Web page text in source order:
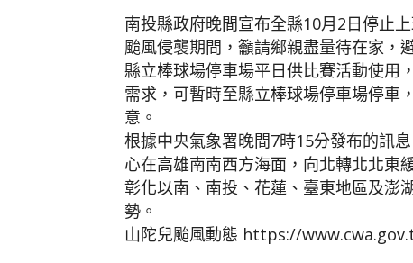
南投縣政府晚間宣布全縣10月2日停止
颱風侵襲期間，籲請鄉親盡量待在家，
縣立棒球場停車場平日供比賽活動使用
需求，可暫時至縣立棒球場停車場停車
意。
根據中央氣象署晚間7時15分發布的訊
心在高雄南南西方海面，向北轉北北東
彰化以南、南投、花蓮、臺東地區及澎
勢。
山陀兒颱風動態 https://